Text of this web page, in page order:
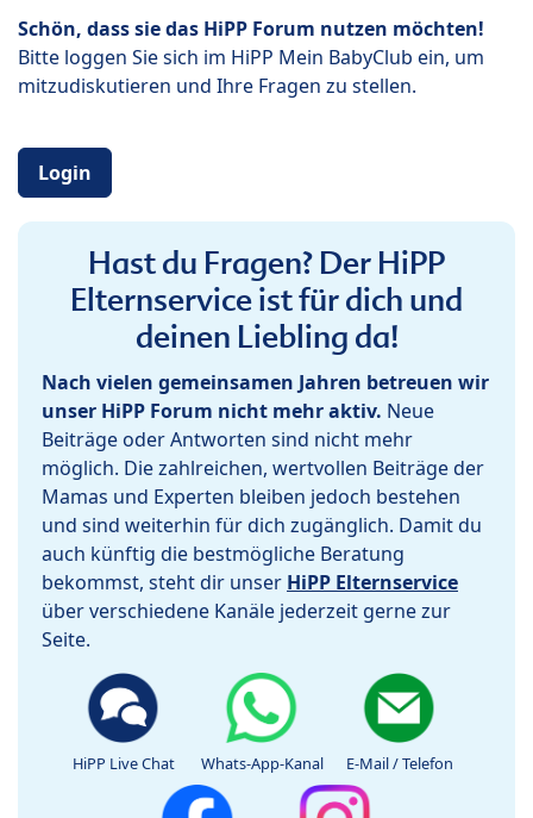
Schön, dass sie das HiPP Forum nutzen möchten!
Bitte loggen Sie sich im HiPP Mein BabyClub ein, um
mitzudiskutieren und Ihre Fragen zu stellen.
Login
Hast du Fragen? Der HiPP
Elternservice ist für dich und
deinen Liebling da!
Nach vielen gemeinsamen Jahren betreuen wir
unser HiPP Forum nicht mehr aktiv. Neue
Beiträge oder Antworten sind nicht mehr
möglich. Die zahlreichen, wertvollen Beiträge der
Mamas und Experten bleiben jedoch bestehen
und sind weiterhin für dich zugänglich. Damit du
auch künftig die bestmögliche Beratung
bekommst, steht dir unser HiPP Elternservice
über verschiedene Kanäle jederzeit gerne zur
Seite.
HiPP Live Chat Whats-App-Kanal E-Mail / Telefon